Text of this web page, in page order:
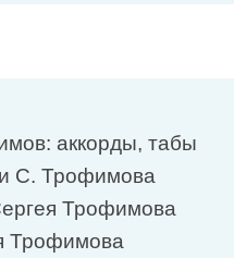
аккорды, табы
С. Трофимова
Трофимова
Трофимова